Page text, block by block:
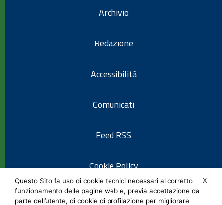
Archivio
Redazione
Accessibilità
Comunicati
Feed RSS
Cookie Policy
Informativa privacy
X
Questo Sito fa uso di cookie tecnici necessari al corretto
funzionamento delle pagine web e, previa accettazione da
parte dell’utente, di cookie di profilazione per migliorare